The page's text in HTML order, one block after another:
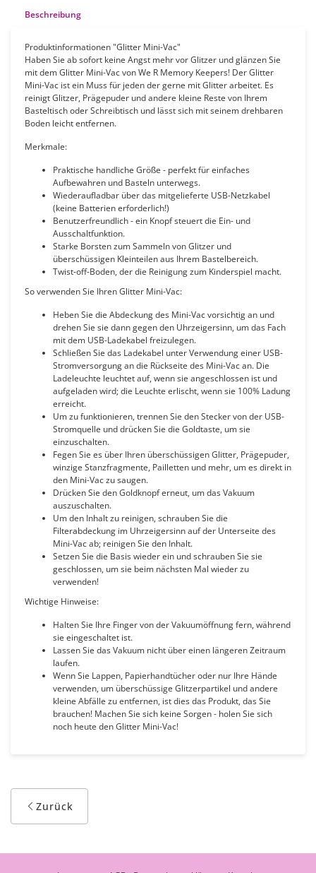
Beschreibung
Produktinformationen "Glitter Mini-Vac"
Haben Sie ab sofort keine Angst mehr vor Glitzer und glänzen Sie
mit dem Glitter Mini-Vac von We R Memory Keepers! Der Glitter
Mini-Vac ist ein Muss für jeden der gerne mit Glitter arbeitet. Es
reinigt Glitzer, Prägepuder und andere kleine Reste von Ihrem
Basteltisch oder Schreibtisch und lässt sich mit seinem drehbaren
Boden leicht entfernen.
Merkmale:
Praktische handliche Größe - perfekt für einfaches
Aufbewahren und Basteln unterwegs.
Wiederaufladbar über das mitgelieferte USB-Netzkabel
(keine Batterien erforderlich!)
Benutzerfreundlich - ein Knopf steuert die Ein- und
Ausschaltfunktion.
Starke Borsten zum Sammeln von Glitzer und
überschüssigen Kleinteilen aus Ihrem Bastelbereich.
Twist-off-Boden, der die Reinigung zum Kinderspiel macht.
So verwenden Sie Ihren Glitter Mini-Vac:
Heben Sie die Abdeckung des Mini-Vac vorsichtig an und
drehen Sie sie dann gegen den Uhrzeigersinn, um das Fach
mit dem USB-Ladekabel freizulegen.
Schließen Sie das Ladekabel unter Verwendung einer USB-
Stromversorgung an die Rückseite des Mini-Vac an. Die
Ladeleuchte leuchtet auf, wenn sie angeschlossen ist und
aufgeladen wird; die Leuchte erlischt, wenn sie 100% Ladung
erreicht.
Um zu funktionieren, trennen Sie den Stecker von der USB-
Stromquelle und drücken Sie die Goldtaste, um sie
einzuschalten.
Fegen Sie es über Ihren überschüssigen Glitter, Prägepuder,
winzige Stanzfragmente, Pailletten und mehr, um es direkt in
den Mini-Vac zu saugen.
Drücken Sie den Goldknopf erneut, um das Vakuum
auszuschalten.
Um den Inhalt zu reinigen, schrauben Sie die
Filterabdeckung im Uhrzeigersinn auf der Unterseite des
Mini-Vac ab; reinigen Sie den Inhalt.
Setzen Sie die Basis wieder ein und schrauben Sie sie
geschlossen, um sie beim nächsten Mal wieder zu
verwenden!
Wichtige Hinweise:
Halten Sie Ihre Finger von der Vakuumöffnung fern, während
sie eingeschaltet ist.
Lassen Sie das Vakuum nicht über einen längeren Zeitraum
laufen.
Wenn Sie Lappen, Papierhandtücher oder nur Ihre Hände
verwenden, um überschüssige Glitzerpartikel und andere
kleine Abfälle zu entfernen, ist dies das Produkt, das Sie
brauchen! Machen Sie sich keine Sorgen - holen Sie sich
noch heute den Glitter Mini-Vac!
Zurück